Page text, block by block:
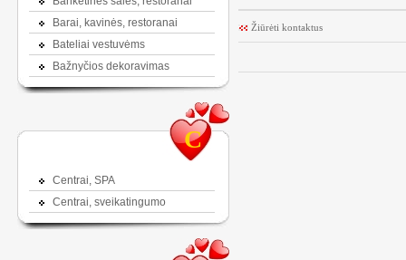
Barai, kavinės, restoranai
Bateliai vestuvėms
Bažnyčios dekoravimas
C
Centrai, SPA
Centrai, sveikatingumo
Žiūrėti kontaktus